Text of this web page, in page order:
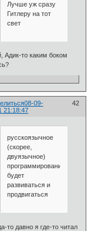
Лучше уж сразу
Гитлеру на тот
свет
Адик-то каким боком
42
08-09-
21:18:47
русскоязычное
(скорее,
двуязычное)
программирование
будет
развиваться и
продвигаться
то давно я где-то читал